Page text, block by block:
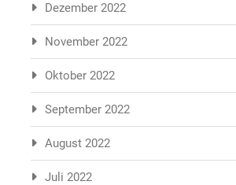
Dezember 2022
November 2022
Oktober 2022
September 2022
August 2022
Juli 2022